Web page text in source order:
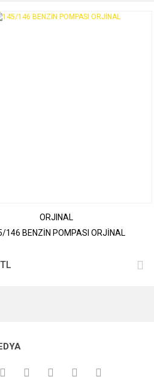
ORJINAL
146 BENZİN POMPASI ORJİNAL